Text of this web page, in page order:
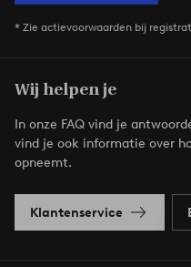
* Zie actievoorwaarden bij
Wij helpen je
In onze FAQ vind je
vind je ook informatie over
opneemt.
Klantenservice